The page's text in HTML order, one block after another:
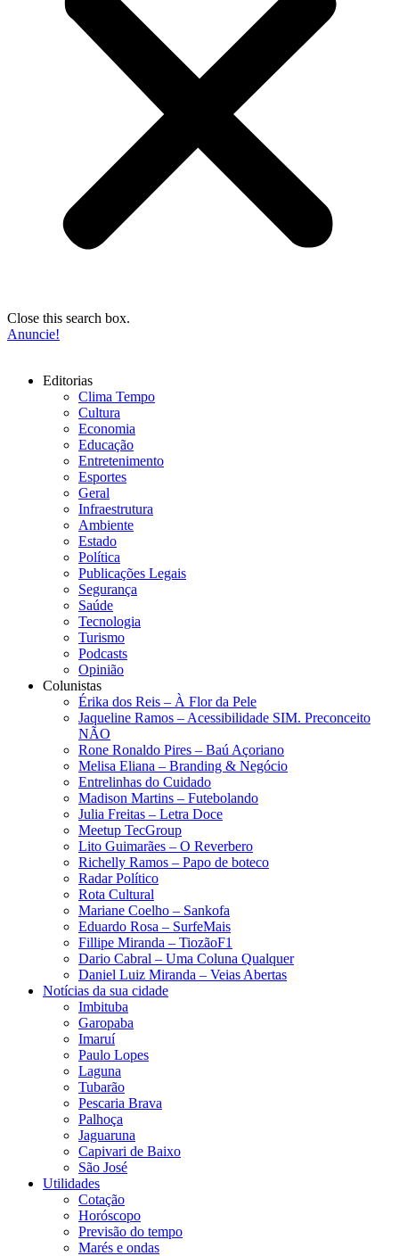
Close this search box.
Anuncie!
Editorias
Clima Tempo
Cultura
Economia
Educação
Entretenimento
Esportes
Geral
Infraestrutura
Ambiente
Estado
Política
Publicações Legais
Segurança
Saúde
Tecnologia
Turismo
Podcasts
Opinião
Colunistas
Érika dos Reis​ – À Flor da Pele
Jaqueline Ramos – Acessibilidade SIM. Preconceito
NÃO
Rone Ronaldo Pires – Baú Açoriano
Melisa Eliana – Branding & Negócio
Entrelinhas do Cuidado
Madison Martins – Futebolando
Julia Freitas​ – Letra Doce
Meetup TecGroup
Lito Guimarães – O Reverbero
Richelly Ramos​ – Papo de boteco
Radar Político
Rota Cultural
Mariane Coelho – Sankofa
Eduardo Rosa​ – SurfeMais
Fillipe Miranda – TiozãoF1
Dario Cabral – Uma Coluna Qualquer
Daniel Luiz Miranda – Veias Abertas
Notícias da sua cidade
Imbituba
Garopaba
Imaruí
Paulo Lopes
Laguna
Tubarão
Pescaria Brava
Palhoça
Jaguaruna
Capivari de Baixo
São José
Utilidades
Cotação
Horóscopo
Previsão do tempo
Marés e ondas